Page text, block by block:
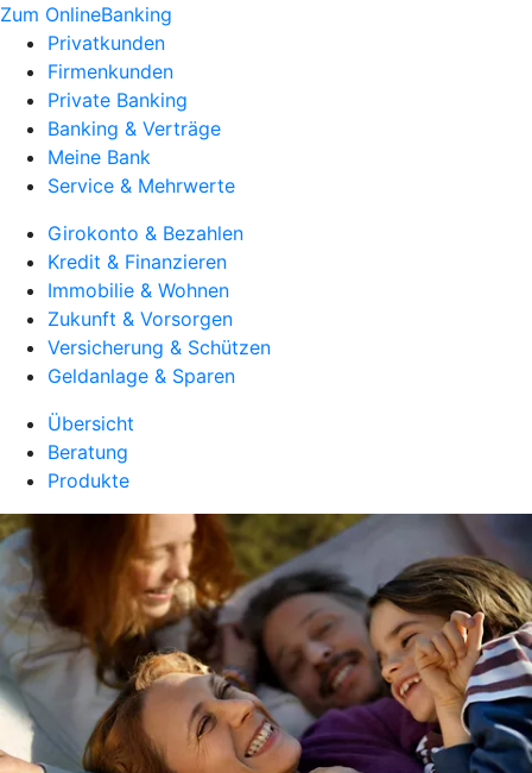
Zum OnlineBanking
Privatkunden
Firmenkunden
Private Banking
Banking & Verträge
Meine Bank
Service & Mehrwerte
Girokonto & Bezahlen
Kredit & Finanzieren
Immobilie & Wohnen
Zukunft & Vorsorgen
Versicherung & Schützen
Geldanlage & Sparen
Übersicht
Beratung
Produkte